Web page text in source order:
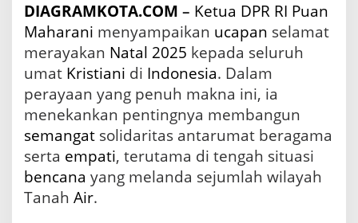
2
5
e
n
g
n
F
o
k
u
DIAGRAMKOTA.COM – Ketua DPR RI Puan
Maharani menyampaikan ucapan selamat
merayakan Natal 2025 kepada seluruh
umat Kristiani di Indonesia. Dalam
perayaan yang penuh makna ini, ia
menekankan pentingnya membangun
semangat solidaritas antarumat beragama
serta empati, terutama di tengah situasi
bencana yang melanda sejumlah wilayah
Tanah Air.